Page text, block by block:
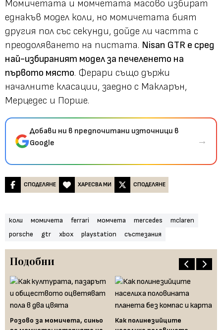
Момичетата и момчетата масово избират
еднакъв модел коли, но момичетата бият
другия пол със секунди, дойде ли частта с
преодоляването на пистата. Nisan GTR е сред
най-избираният модел за печеленето на
първото място. Ферари също държи
началните класации, заедно с Макларън,
Мерцедес и Порше.
Добави ни в предпочитани източници в
Google
→
СПОДЕЛЯНЕ ХАРЕСВА МИ СПОДЕЛЯНЕ
коли момичета ferrari момчета mercedes
mclaren
porsche
gtr xbox playstation състезания
Подобни
Розово за момичета, синьо
Как полинезийците